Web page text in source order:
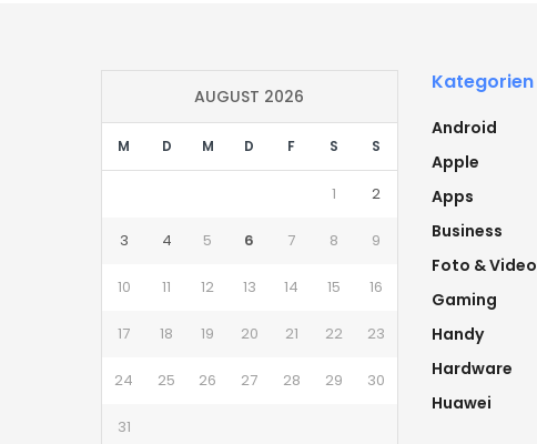
AUGUST 2026
M D M D F S S
1 2
3 4 5 6 7 8 9
10 11 12 13 14 15 16
17 18 19 20 21 22 23
24 25 26 27 28 29 30
31
Kategorien
Android
Apple
Apps
Business
Foto & Video
Gaming
Handy
Hardware
Huawei